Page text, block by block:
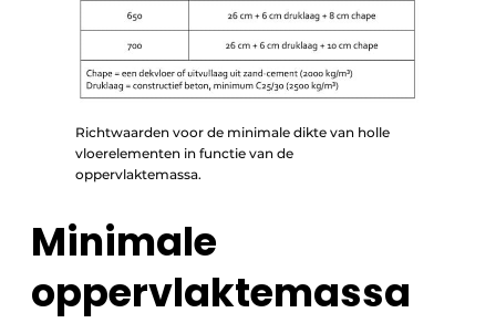
Richtwaarden voor de minimale dikte van holle
vloerelementen in functie van de
oppervlaktemassa.
Minimale
oppervlaktemassa